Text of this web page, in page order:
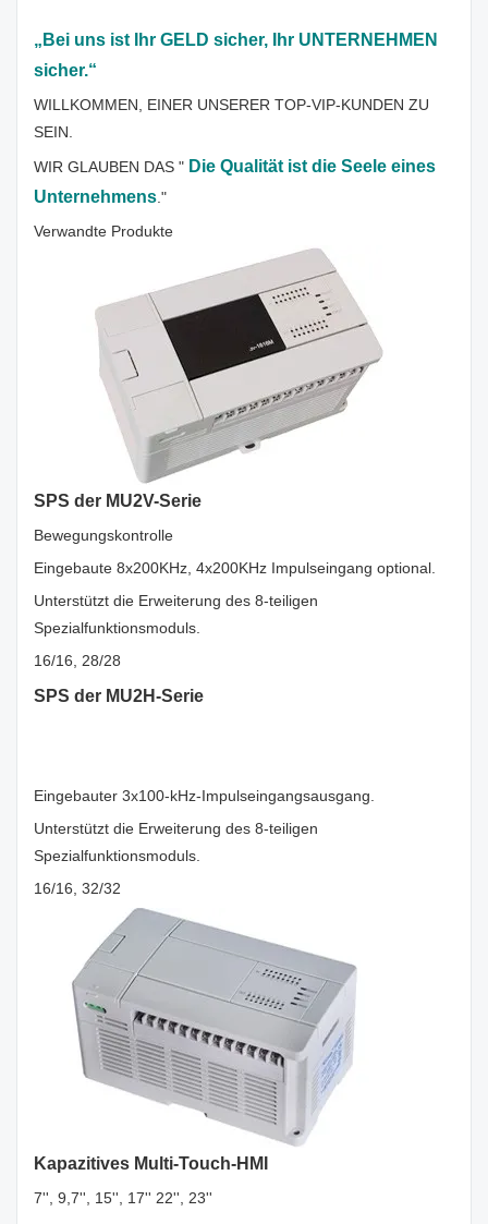
„Bei uns ist Ihr GELD sicher, Ihr UNTERNEHMEN
sicher.“
WILLKOMMEN, EINER UNSERER TOP-VIP-KUNDEN ZU
SEIN.
WIR GLAUBEN DAS " Die Qualität ist die Seele eines
Unternehmens ."
Verwandte Produkte
SPS der MU2V-Serie
Bewegungskontrolle
Eingebaute 8x200KHz, 4x200KHz Impulseingang optional.
Unterstützt die Erweiterung des 8-teiligen
Spezialfunktionsmoduls.
16/16, 28/28
SPS der MU2H-Serie
Eingebauter 3x100-kHz-Impulseingangsausgang.
Unterstützt die Erweiterung des 8-teiligen
Spezialfunktionsmoduls.
16/16, 32/32
Kapazitives Multi-Touch-HMI
7'', 9,7'', 15'', 17'' 22'', 23''